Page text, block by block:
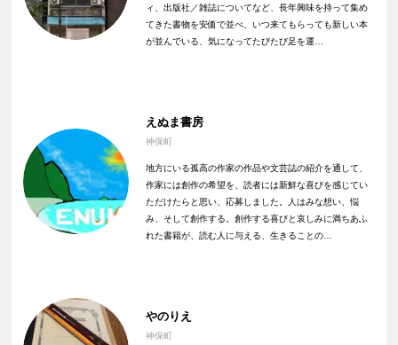
ィ、出版社／雑誌についてなど、長年興味を持って集め
てきた書物を安価で並べ、いつ来てもらっても新しい本
が並んでいる、気になってたびたび足を運…
えぬま書房
神保町
地方にいる孤高の作家の作品や文芸誌の紹介を通して、
作家には創作の希望を、読者には新鮮な喜びを感じてい
ただけたらと思い、応募しました。人はみな想い、悩
み、そして創作する。創作する喜びと哀しみに満ちあふ
れた書籍が、読む人に与える、生きることの…
やのりえ
神保町